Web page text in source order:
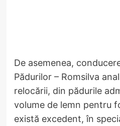
​De asemenea,
Pădurilor – Romsilva
relocării, din pădurile
volume de lemn pentru
există excedent, în